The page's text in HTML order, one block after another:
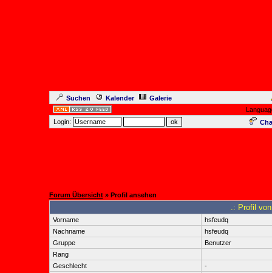
Suchen Kalender
Galerie
Login:
Forum Übersicht» Profil ansehen
.: Profil
Vorname
hsfeudq
Nachname
hsfeudq
Gruppe
Benutzer
Rang
Geschlecht
-